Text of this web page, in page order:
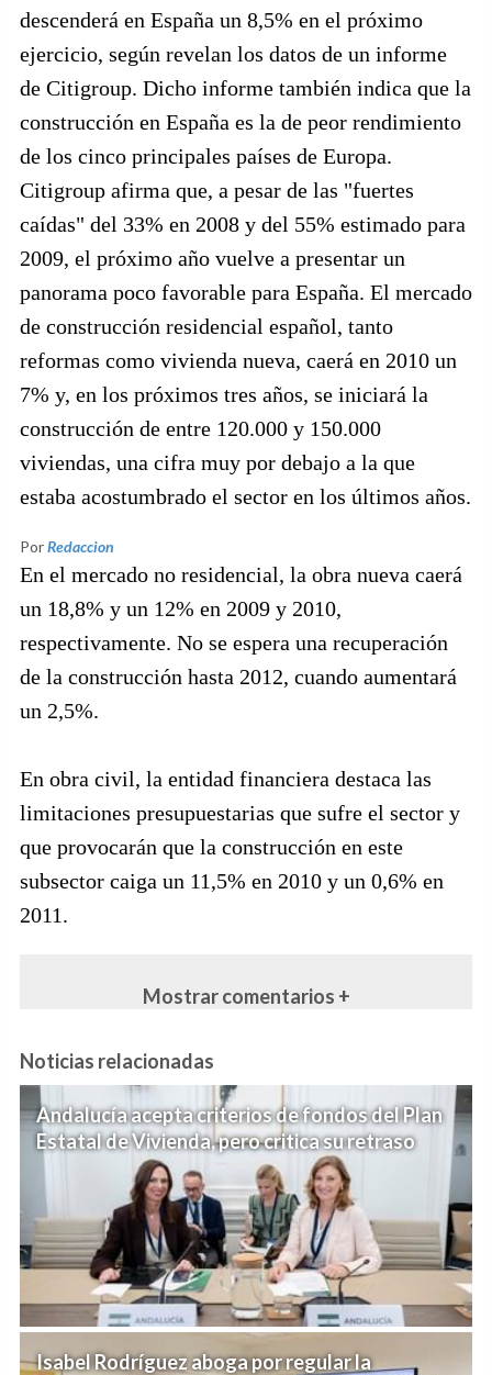
descenderá en España un 8,5% en el próximo
ejercicio, según revelan los datos de un informe
de Citigroup. Dicho informe también indica que la
construcción en España es la de peor rendimiento
de los cinco principales países de Europa.
Citigroup afirma que, a pesar de las "fuertes
caídas" del 33% en 2008 y del 55% estimado para
2009, el próximo año vuelve a presentar un
panorama poco favorable para España. El mercado
de construcción residencial español, tanto
reformas como vivienda nueva, caerá en 2010 un
7% y, en los próximos tres años, se iniciará la
construcción de entre 120.000 y 150.000
viviendas, una cifra muy por debajo a la que
estaba acostumbrado el sector en los últimos años.
PorRedaccion
En el mercado no residencial, la obra nueva caerá
un 18,8% y un 12% en 2009 y 2010,
respectivamente. No se espera una recuperación
de la construcción hasta 2012, cuando aumentará
un 2,5%.
En obra civil, la entidad financiera destaca las
limitaciones presupuestarias que sufre el sector y
que provocarán que la construcción en este
subsector caiga un 11,5% en 2010 y un 0,6% en
2011.
Mostrar comentarios +
Noticias relacionadas
Andalucía acepta criterios de fondos del Plan
Estatal de Vivienda, pero critica su retraso
Isabel Rodríguez aboga por regular la